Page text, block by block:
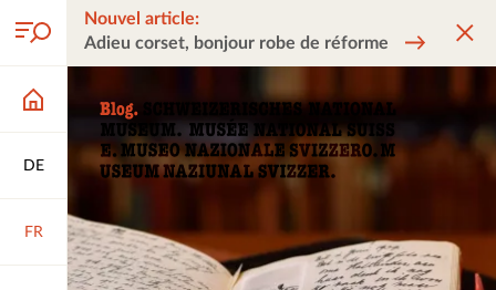
DE
FR
Nouvel article:
Adieu corset, bonjour robe de réforme